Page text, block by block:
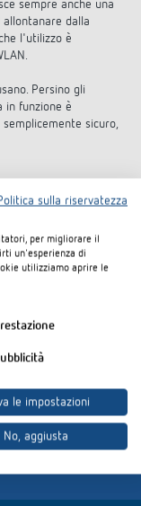
sempre anche una
allontanare dalla
l'utilizzo è
Persino gli
in funzione è
sicuro,
sulla riservatezza
per migliorare il
un'esperienza di
utilizziamo aprire le
le impostazioni
No, aggiusta